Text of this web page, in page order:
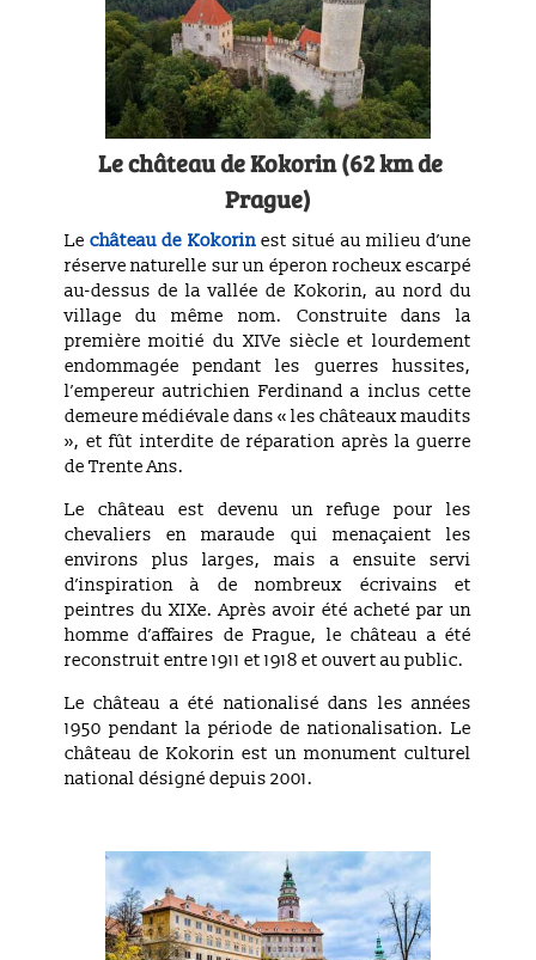
Le château de Kokorin (62 km de
Prague)
Lechâteau de Kokorinest situé au milieu d’une
réserve naturelle sur un éperon rocheux escarpé
au-dessus de la vallée de Kokorin, au nord du
village du même nom. Construite dans la
première moitié du XIVe siècle et lourdement
endommagée pendant les guerres hussites,
l’empereur autrichien Ferdinand a inclus cette
demeure médiévale dans « les châteaux maudits
», et fût interdite de réparation après la guerre
de Trente Ans.
Le château est devenu un refuge pour les
chevaliers en maraude qui menaçaient les
environs plus larges, mais a ensuite servi
d’inspiration à de nombreux écrivains et
peintres du XIXe. Après avoir été acheté par un
homme d’affaires de Prague, le château a été
reconstruit entre 1911 et 1918 et ouvert au public.
Le château a été nationalisé dans les années
1950 pendant la période de nationalisation. Le
château de Kokorin est un monument culturel
national désigné depuis 2001.